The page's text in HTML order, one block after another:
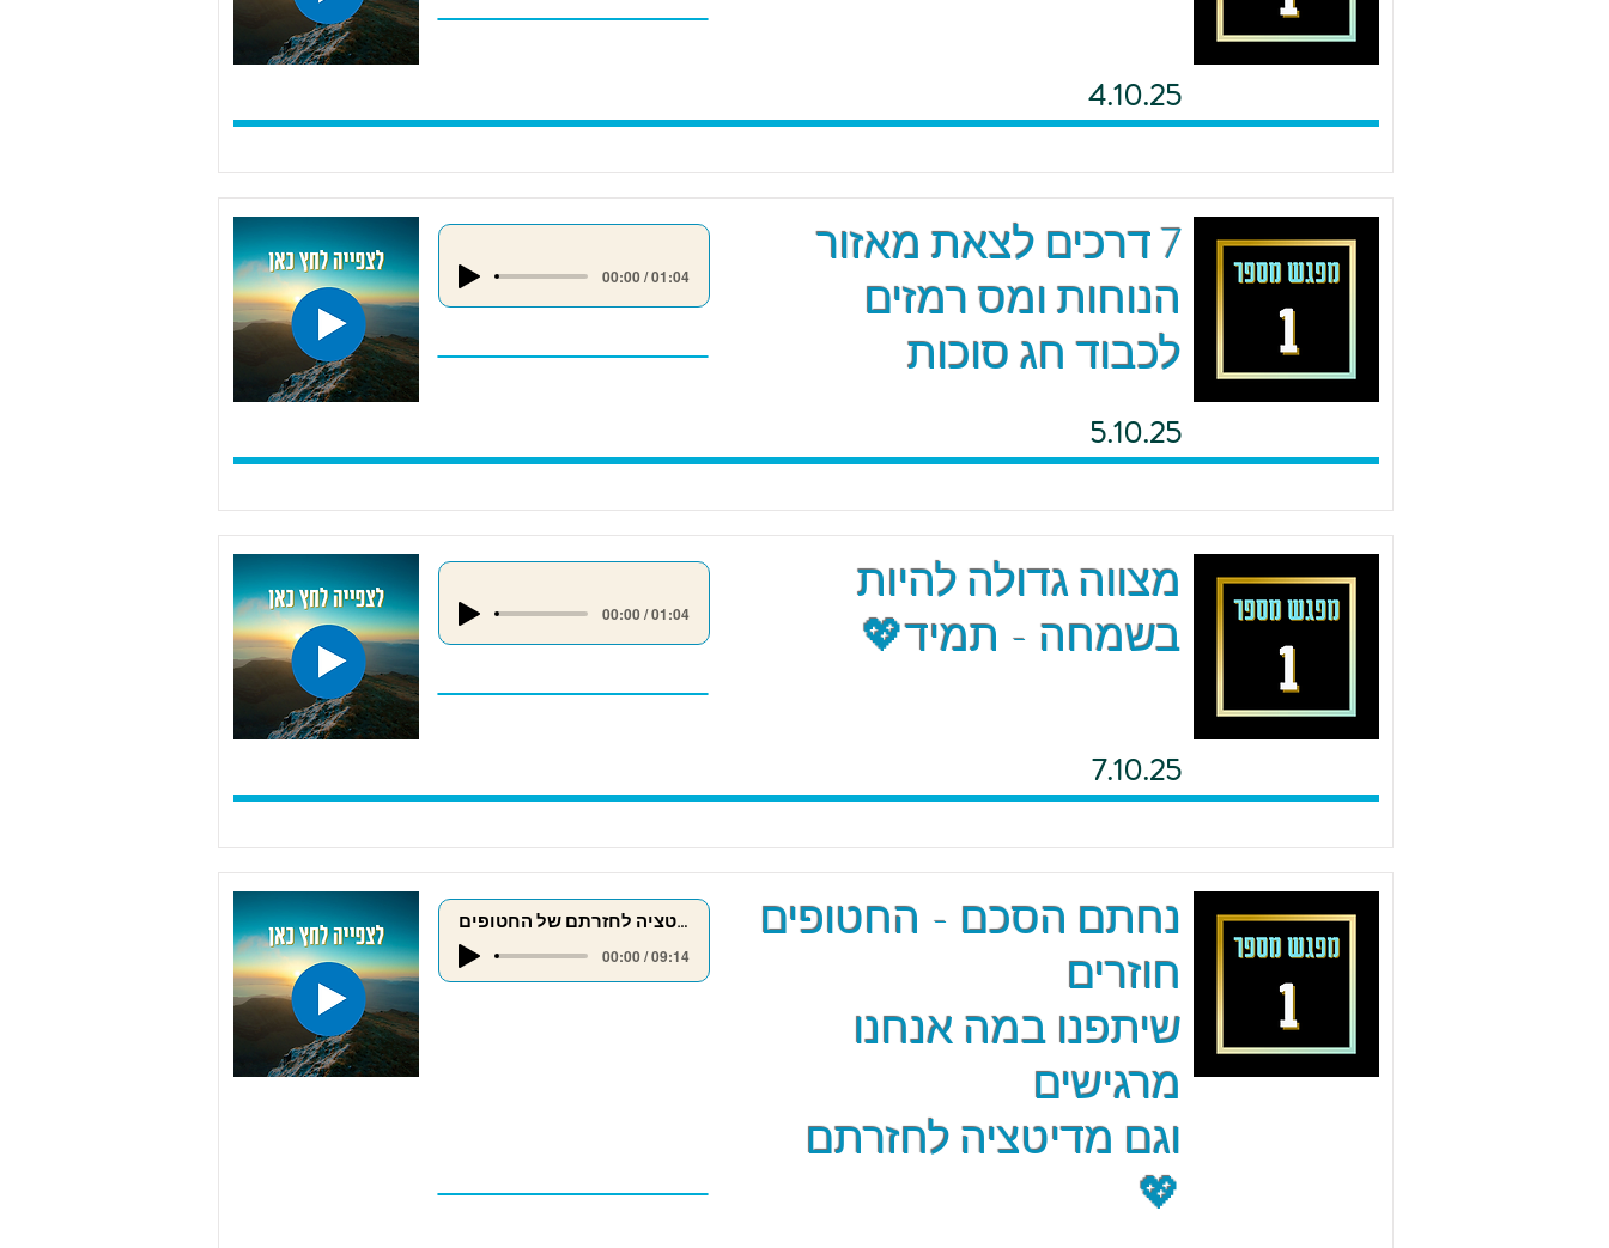
4.10.25
00:00 / 01:04
7 דרכים לצאת מאזור
הנוחות ומס רמזים
לכבוד חג סוכות
5.10.25
00:00 / 01:04
מצווה גדולה להיות
בשמחה - תמיד💖
7.10.25
מדיטציה לחזרתם של החטופים
00:00 / 09:14
נחתם הסכם - החטופים
חוזרים
שיתפנו במה אנחנו
מרגישים
וגם מדיטציה לחזרתם
💖